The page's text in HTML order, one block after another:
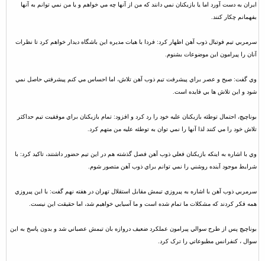
ايران به دست آورد اما يا بازيکنان نمي دانند که من از آنها چه مي خواهم و يا من نمي توانم به آنها
بفهمانم چکار کنند.
سرمربي تيم فوتبال ذوب آهن اظهار کرد: فردا با هيات مديره اين باشگاه ديدار خواهم کرد تا نظرات
آنان را پيرامون اين موضوعات بشنوم.
وي گفت: صبح و عصر براي پيشرفت تيم ذوب آهن تلاش، اما احساس مي کنم پيشرفتي حاصل نمي
شود و اين تلاش ها بي فايده است.
بوناچيچ، احتمال توطئه بازيکنان عليه خود را رد کرد و افزود: تمام بازيکنان براي موفقيت تيم حداکثر
تلاش خود را مي کنند لذا آنها را نمي توان به توطئه عليه من متهم کرد.
وي با اشاره به اينکه بازيکنان فعلي ذوب آهن فصل گذشته هم در اين تيم حضور داشتند، تاکيد کرد: با
شرايط موجود آينده روشني را نمي توانم براي ذوب آهن متصور شوم.
سرمربي ذوب آهن با اشاره به پيروزي تيمش مقابل استقلال تهران در هفته نهم گفت: با اين پيروزي
همه فکر کردند که مشکلات ما تمام شده است و ما آسيايي خواهيم شد، اما حقيقت اين نيست.
بوناچيچ پس از طرح سوالي پيرامون عملکرد ضعيف دروازه بان تيمش عصباني شد و بدون پاسخ به اين
سوال ، کنفرانس مطبوعاتي را ترک کرد.